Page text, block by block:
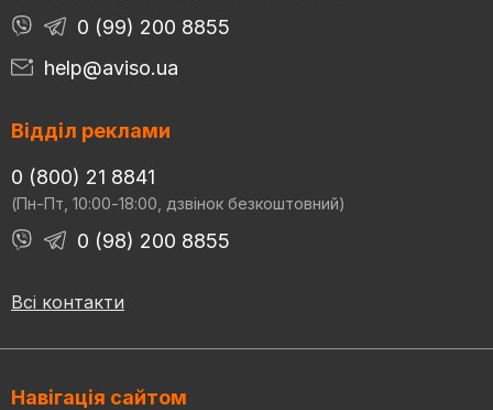
0 (99) 200 8855
help@aviso.ua
Відділ реклами
0 (800) 21 8841
(Пн-Пт, 10:00-18:00, дзвінок безкоштовний)
0 (98) 200 8855
Всі контакти
Навігація сайтом